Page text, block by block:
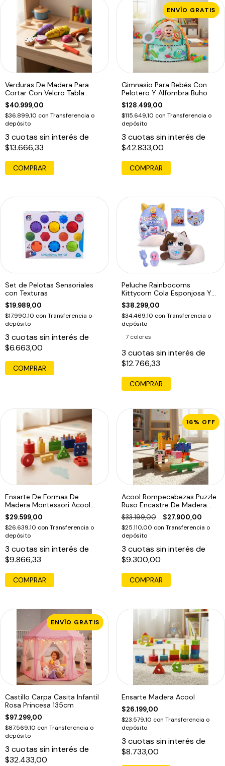
Verduras De Madera Para
Cortar Con Velcro Tabla
Acool 6654
$40.999,00
$36.899,10 con Transferencia o
depósito
3 cuotas sin interés de
$13.666,33
ENVÍO GRATIS
Gimnasio Para Bebés Con
Pelotero Y Alfombra Buho
$128.499,00
$115.649,10 con Transferencia o
depósito
3 cuotas sin interés de
$42.833,00
Set de Pelotas Sensoriales
con Texturas
$19.989,00
$17.990,10 con Transferencia o
depósito
3 cuotas sin interés de
$6.663,00
Peluche Rainbocorns
Kittycorn Cola Esponjosa Y
10 Sorpresas
$38.299,00
$34.469,10 con Transferencia o
depósito
7 colores
3 cuotas sin interés de
$12.766,33
COMPRAR
Ensarte De Formas De
Madera Montessori Acool
Ac7318
$29.599,00
$26.639,10 con Transferencia o
depósito
3 cuotas sin interés de
$9.866,33
16% OFF
Acool Rompecabezas Puzzle
Ruso Encastre De Madera
Ac6616
$33.199,00 $27.900,00
$25.110,00 con Transferencia o
depósito
3 cuotas sin interés de
$9.300,00
COMPRAR
ENVÍO GRATIS
Castillo Carpa Casita Infantil
Rosa Princesa 135cm
$97.299,00
$87.569,10 con Transferencia o
depósito
3 cuotas sin interés de
$32.433,00
Ensarte Madera Acool
$26.199,00
$23.579,10 con Transferencia o
depósito
3 cuotas sin interés de
$8.733,00